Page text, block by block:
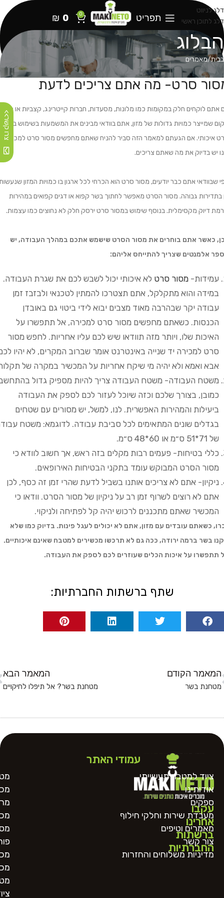
דלג לניווט
דלג לתוכן ראשי
תפריט 0
₪ 0
הבלוג
בבית מאמרים
סרט- מה אתם צריכים לדעת
אתם לוקחים חלק במקומות כמו מלונות, מסעדות, חברות קייטרינג, קצביות או כל
שמייצר כמויות גדולות של מזון, אתם בוודאי מבינים את המשמעות בשימוש
איכותי. אם הגעתם למאמר הזה סביר להניח שאתם מחפשים מסור סרט למכירה
יש בדיוק את מה שאתם צריכים.
שבוודאי אתם כבר יודעים, מסור סרט הוא הכרחי לכל ארגון בו כמויות המזון
בתדירות גבוהה. מסור הסרט מאפשר לחתוך בשר קפוא או דגים קפואים במהירות
דיוק מקסימלית. בנוסף שימוש במסור סרט ירסק חלק לא נחוצים כמו עצמות.
כאשר אתם בוחרים את מסור הסרט שישמש אתכם במהלך העבודה, יש
אלמנטים שצריך להתייחס אליהם:
עמידות- מסור סרט לא איכותי יכול לשבש לכם את שגרת העבודה.
במידה והוא מתקלקל, אתם תצטרכו להמתין לטכנאי ולבזבז זמן
עבודה יקר שבהרבה מאוד מצבים יבוא לידי ביטוי גם באובדן
הכנסות. כשאתם מחפשים מסור סרט למכירה, אל תתפשרו על
האיכות שלו, ויותר מזה תוודאו שיש לכם עליו אחריות. לחפש מסור
סרט למכירה יד שנייה באינטרנט אומר שברוב המקרים, לא יהיו
אבא ואמא ולא יהיה מי שיקח אחריות על המכשיר במקרה של
משטח העבודה- משטח העבודה צריך להיות מספיק גדול
כמובן, בצורך שלכם וכזה שיוכל לעזור לכם לספק את העבודה
ביעילות והמהירות האפשרית. לנו, למשל, יש מסורים עם שטחים
בגדלים שונים המתאימים לכל סביבת עבודה. לדוגמא: משטח
של 71*51 ס״מ או 60*48 ס״מ.
כללי בטיחות- פעמים רבות מקלים בזה ראש, אך חשוב לוודא כי
מסור הסרט המבוקש עומד בתקני הבטיחות האירופאים.
ניקיון- אתם לא צריכים אותנו בשביל לדעת שהרי זמן זה כסף, לכן
אתם לא רוצים לשרוף זמן רב על ניקיון של מסור הסרט. וודאו כי
המכשיר שאתם מתכננים לרכוש יהיה קל לפתיחה ולניקוי.
כשאתם עובדים עם מזון, אתם לא יכולים לעגל פינות. בדיוק כמו שלא
בשר ברמה ירודה, ככה גם לא תרכשו מכשירים למטבח שאינם איכותיים.
תתפשרו על איכות הכלים שעוזרים לכם לספק את העבודה.
שתף ברשתות החברתיות:
המאמר הקודם
מטחנת בשר
המאמר הבא
מטחנת בשר? אל תיפלו לחיקויים
עקבו
אחרינו
ברשתות
החברתיות
עמודי האתר
ציוד למטבח תעשייתי
אודותינו
ספקים
מעבדת שירות וחלקי חילוף
מאמרים וטיפים
צור קשר
מדיניות משלוחים והחזרות
צרו קשר>>